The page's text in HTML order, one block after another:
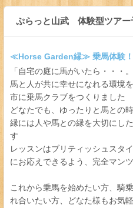
ぷらっと山武 体験型ツアー
≪Horse Garden縁≫ 乗馬体験！
「自宅の庭に馬がいたら・・・
馬と人が共に幸せになれる環境
市に乗馬クラブをつくりました
どなたでも、ゆったりと馬との
縁には人や馬との縁を大切にし
す
レッスンはブリティッシュスタ
にお応えできるよう、完全マン
これから乗馬を始めたい方、騎
れ合いたい方、どなた様もお気